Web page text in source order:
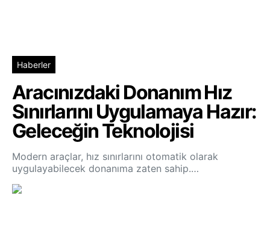
Haberler
Aracınızdaki Donanım Hız
Sınırlarını Uygulamaya Hazır:
Geleceğin Teknolojisi
Modern araçlar, hız sınırlarını otomatik olarak
uygulayabilecek donanıma zaten sahip.…